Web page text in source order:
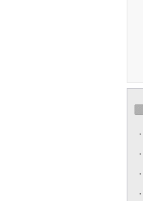
ㆍ
ㆍ
ㆍ
ㆍ